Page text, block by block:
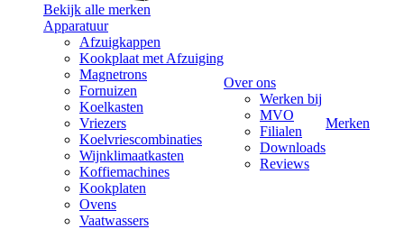
Bekijk alle merken
Apparatuur
Afzuigkappen
Kookplaat met Afzuiging
Magnetrons
Fornuizen
Koelkasten
Vriezers
Koelvriescombinaties
Wijnklimaatkasten
Koffiemachines
Kookplaten
Ovens
Vaatwassers
Over ons
Werken bij
MVO
Filialen
Downloads
Reviews
Merken